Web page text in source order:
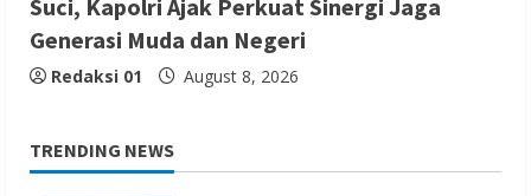
Suci, Kapolri Ajak Perkuat Sinergi Jaga
Generasi Muda dan Negeri
Redaksi 01 August 8, 2026
TRENDING NEWS